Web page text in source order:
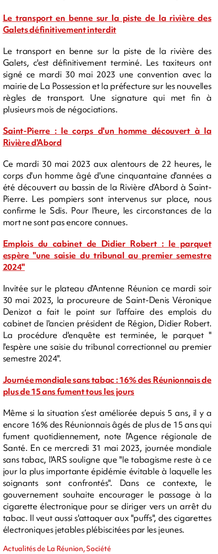
Le transport en benne sur la piste de la rivière des
Galets définitivement interdit
Le transport en benne sur la piste de la rivière des
Galets, c'est définitivement terminé. Les taxiteurs ont
signé ce mardi 30 mai 2023 une convention avec la
mairie de La Possession et la préfecture sur les nouvelles
règles de transport. Une signature qui met fin à
plusieurs mois de négociations.
Saint-Pierre : le corps d'un homme découvert à la
Rivière d'Abord
Ce mardi 30 mai 2023 aux alentours de 22 heures, le
corps d'un homme âgé d'une cinquantaine d'années a
été découvert au bassin de la Rivière d’Abord à Saint-
Pierre. Les pompiers sont intervenus sur place, nous
confirme le Sdis. Pour l'heure, les circonstances de la
mort ne sont pas encore connues.
Emplois du cabinet de Didier Robert : le parquet
espère "une saisie du tribunal au premier semestre
2024"
Invitée sur le plateau d'Antenne Réunion ce mardi soir
30 mai 2023, la procureure de Saint-Denis Véronique
Denizot a fait le point sur l'affaire des emplois du
cabinet de l'ancien président de Région, Didier Robert.
La procédure d'enquête est terminée, le parquet "
l'espère une saisie du tribunal correctionnel au premier
semestre 2024".
Journée mondiale sans tabac : 16% des Réunionnais de
plus de 15 ans fument tous les jours
Même si la situation s’est améliorée depuis 5 ans, il y a
encore 16% des Réunionnais âgés de plus de 15 ans qui
fument quotidiennement, note l'Agence régionale de
Santé. En ce mercredi 31 mai 2023, journée mondiale
sans tabac, l'ARS souligne que "le tabagisme reste à ce
jour la plus importante épidémie évitable à laquelle les
soignants sont confrontés". Dans ce contexte, le
gouvernement souhaite encourager le passage à la
cigarette électronique pour se diriger vers un arrêt du
tabac. Il veut aussi s'attaquer aux "puffs", des cigarettes
électroniques jetables plébiscitées par les jeunes.
Actualités de La Réunion, Société